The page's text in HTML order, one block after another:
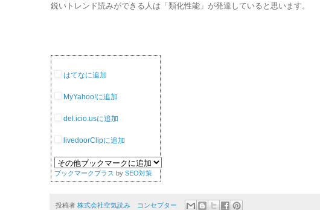
鋭いトレンド読みができる人は「類化性能」が発達していると思います。
はてなに追加
MyYahoo!に追加
del.icio.usに追加
livedoorClipに追加
ブックマークプラス by SEO対策
投稿者 株式会社空気読み コンセプター